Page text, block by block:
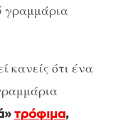
γραμμάρια
κανείς ότι ένα
τρόφιμα,